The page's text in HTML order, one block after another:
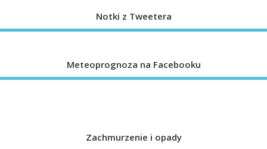
Notki z Tweetera
Meteoprognoza na Facebooku
Zachmurzenie i opady